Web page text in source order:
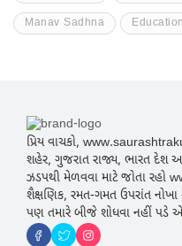
Manav Sadhna
પ્રિય વાચકો,
શહેર, ગુજરાત રાજ્ય, ભારત દેશ
ઝડપથી મેળવવા માટે જોતા રહો
શૈક્ષણિક, રમત-ગમત ઉપરાંત
પણ તમારે બીજે શોધવા નહીં પડે